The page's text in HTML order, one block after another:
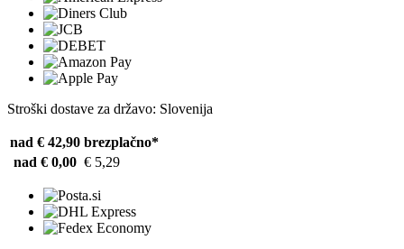
Stroški dostave za državo: Slovenija
nad € 42,90 brezplačno*
nad € 0,00 € 5,29